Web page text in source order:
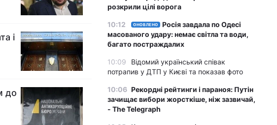
і
до
розкрили цілі ворога
10:12 ОНОВЛЕНО
Росія завдала по Одесі
масованого удару: немає світла та води,
багато постраждалих
10:09
Відомий український співак
потрапив у ДТП у Києві та показав фото
10:06 Рекордні рейтинги і параноя: Путін
зачищає вибори жорсткіше, ніж зазвичай,
- The Telegraph